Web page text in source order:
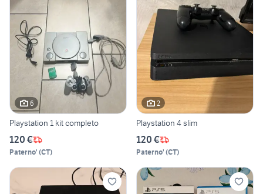
6
Playstation 1 kit completo
120 €
Paterno' (CT)
2
Playstation 4 slim
120 €
Paterno' (CT)